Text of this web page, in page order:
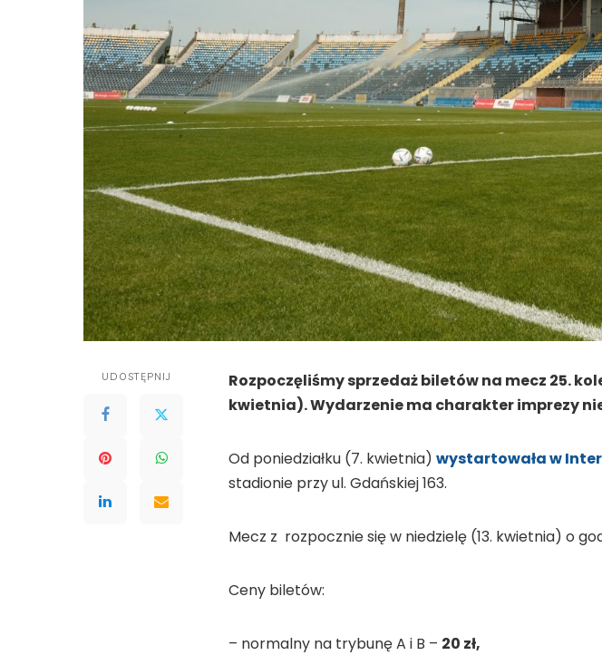
UDOSTĘPNIJ
Rozpoczęliśmy sprzedaż biletów na mecz 25.
kwietnia). Wydarzenie ma charakter imprezy
Od poniedziałku (7. kwietnia) wystartowała w
stadionie przy ul. Gdańskiej 163.
Mecz z rozpocznie się w niedzielę (13. kwietnia) o
Ceny biletów:
– normalny na trybunę A i B – 20 zł,